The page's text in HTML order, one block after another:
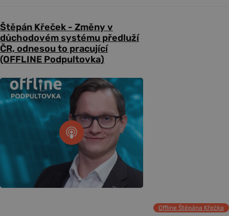
Štěpán Křeček - Změny v
důchodovém systému předluží
ČR, odnesou to pracující
(OFFLINE Podpultovka)
Offline Štěpána Křečka